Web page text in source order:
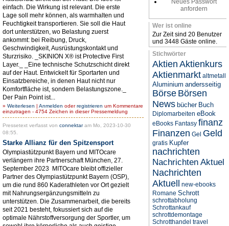
einfach. Die Wirkung ist relevant. Die erste
Lage soll mehr können, als warmhalten und
Feuchtigkeit transportieren. Sie soll die Haut
dort unterstützen, wo Belastung zuerst
ankommt: bei Reibung, Druck,
Geschwindigkeit, Ausrüstungskontakt und
Sturzrisiko. _SKINION X® ist Protective First
Layer._ _Eine technische Schutzschicht direkt
auf der Haut. Entwickelt für Sportarten und
Einsatzbereiche, in denen Haut nicht nur
Komfortfläche ist, sondern Belastungszone._
Der Pain Point ist...
» Weiterlesen | Anmelden oderregistrieren um Kommentare
einzutragen - 4754 Zeichen in dieser Pressemeldung
Pressetext verfasst von connektaram Mo, 2023-10-30
08:55.
Starke Allianz für den Spitzensport
Olympiastützpunkt Bayern und MITOcare
verlängern ihre Partnerschaft München, 27.
September 2023 MITOcare bleibt offizieller
Partner des Olympiastützpunkt Bayern (OSP),
um die rund 860 Kaderathleten vor Ort gezielt
mit Nahrungsergänzungsmitteln zu
unterstützen. Die Zusammenarbeit, die bereits
seit 2021 besteht, fokussiert sich auf die
optimale Nährstoffversorgung der Sportler, um
Neues Passwort
anfordern
Wer ist online
Zur Zeit sind 20 Benutzer
und 3448 Gäste online.
Stichwörter
Aktien Aktienkurs
Aktienmarkt altmetall
Aluminium andersseitig
Börse Börsen
News bücher Buch
Diplomarbeiten eBook
eBooks Fantasy finanz
Finanzen Gel Geld
gratis Kupfer
nachrichten
Nachrichten Aktuel
Nachrichten
Aktuell
new-ebooks
Romane Schrott
schrottabholung
Schrottankauf
schrottdemontage
Schrotthandel travel